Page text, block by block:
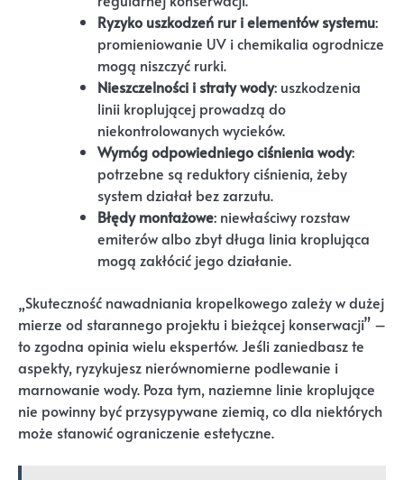
Ryzyko uszkodzeń rur i elementów systemu:
promieniowanie UV i chemikalia ogrodnicze
mogą niszczyć rurki.
Nieszczelności i straty wody: uszkodzenia
linii kroplującej prowadzą do
niekontrolowanych wycieków.
Wymóg odpowiedniego ciśnienia wody:
potrzebne są reduktory ciśnienia, żeby
system działał bez zarzutu.
Błędy montażowe: niewłaściwy rozstaw
emiterów albo zbyt długa linia kroplująca
mogą zakłócić jego działanie.
„Skuteczność nawadniania kropelkowego zależy w dużej
mierze od starannego projektu i bieżącej konserwacji” –
to zgodna opinia wielu ekspertów. Jeśli zaniedbasz te
aspekty, ryzykujesz nierównomierne podlewanie i
marnowanie wody. Poza tym, naziemne linie kroplujące
nie powinny być przysypywane ziemią, co dla niektórych
może stanowić ograniczenie estetyczne.